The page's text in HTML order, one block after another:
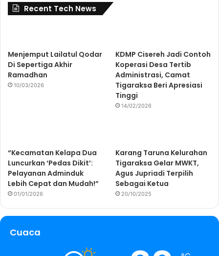
Recent Tech News
Menjemput Lailatul Qodar
Di Sepertiga Akhir
Ramadhan
10/03/2026
KDMP Cisereh Jadi Contoh
Koperasi Desa Tertib
Administrasi, Camat
Tigaraksa Beri Apresiasi
Tinggi
14/02/2026
“Kecamatan Kelapa Dua
Luncurkan ‘Pedas Dikit’:
Pelayanan Adminduk
Lebih Cepat dan Mudah!”
01/01/2026
Karang Taruna Kelurahan
Tigaraksa Gelar MWKT,
Agus Jupriadi Terpilih
Sebagai Ketua
20/10/2025
Cuaca